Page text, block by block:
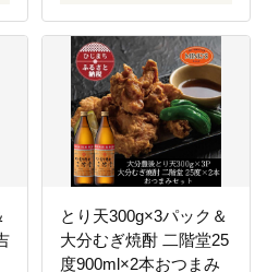
とり天300g×3パック＆
大分むぎ焼酎 二階堂25
度900ml×2本おつまみ